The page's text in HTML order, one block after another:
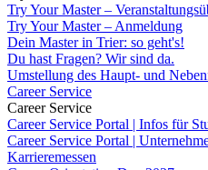
Try Your Master –
Try Your Master – Anmeldung
Dein Master in Trier: so geht's!
Du hast Fragen? Wir sind da.
Umstellung des Haupt- und
Career Service
Career Service
Career Service Portal | Infos für
Career Service Portal |
Karrieremessen